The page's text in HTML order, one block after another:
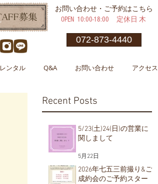
​お問い合わせ・ご予約はこちら
OPEN ​10:00-18:00 定休日 木
072-873-4440
レンタル Q&A お問い合わせ アクセス
Recent Posts
5/23(土)24(日)の営業に
関しまして
5月22日
2026年七五三前撮り&ご
成約会のご予約スター